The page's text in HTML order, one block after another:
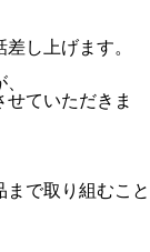
し上げます。
ていただきま
で取り組むこと